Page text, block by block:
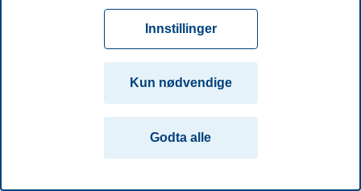
cookies som er nødvendige for at nettsiden skal
fungere, kan du enten godta alle eller tilpasse ditt
samtykke ved å endre innstillinger.
Les mer om våre informasjonskapsler, hvilke
opplysninger vi samler inn og formålene i innstillinger
for informasjonskapsler. Du kan når som helst endre
eller trekke tilbake ditt samtykke i innstillingene ved å
Innstillinger
Kun nødvendige
Godta alle